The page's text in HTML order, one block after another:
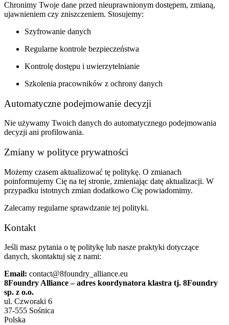
Chronimy Twoje dane przed nieuprawnionym dostępem, zmianą,
ujawnieniem czy zniszczeniem. Stosujemy:
Szyfrowanie danych
Regularne kontrole bezpieczeństwa
Kontrolę dostępu i uwierzytelnianie
Szkolenia pracowników z ochrony danych
Automatyczne podejmowanie decyzji
Nie używamy Twoich danych do automatycznego podejmowania
decyzji ani profilowania.
Zmiany w polityce prywatności
Możemy czasem aktualizować tę politykę. O zmianach
poinformujemy Cię na tej stronie, zmieniając datę aktualizacji. W
przypadku istotnych zmian dodatkowo Cię powiadomimy.
Zalecamy regularne sprawdzanie tej polityki.
Kontakt
Jeśli masz pytania o tę politykę lub nasze praktyki dotyczące
danych, skontaktuj się z nami:
Email: contact@8foundry_alliance.eu
8Foundry Alliance – adres koordynatora klastra tj. 8Foundry
sp. z o.o.
ul. Czworaki 6
37-555 Sośnica
Polska